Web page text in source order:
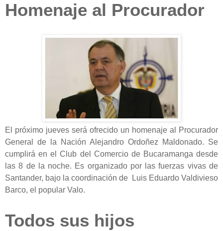
Homenaje al Procurador
El próximo jueves será ofrecido un homenaje al Procurador
General de la Nación Alejandro Ordoñez Maldonado. Se
cumplirá en el Club del Comercio de Bucaramanga desde
las 8 de la noche. Es organizado por las fuerzas vivas de
Santander, bajo la coordinación de Luis Eduardo Valdivieso
Barco, el popular Valo.
Todos sus hijos